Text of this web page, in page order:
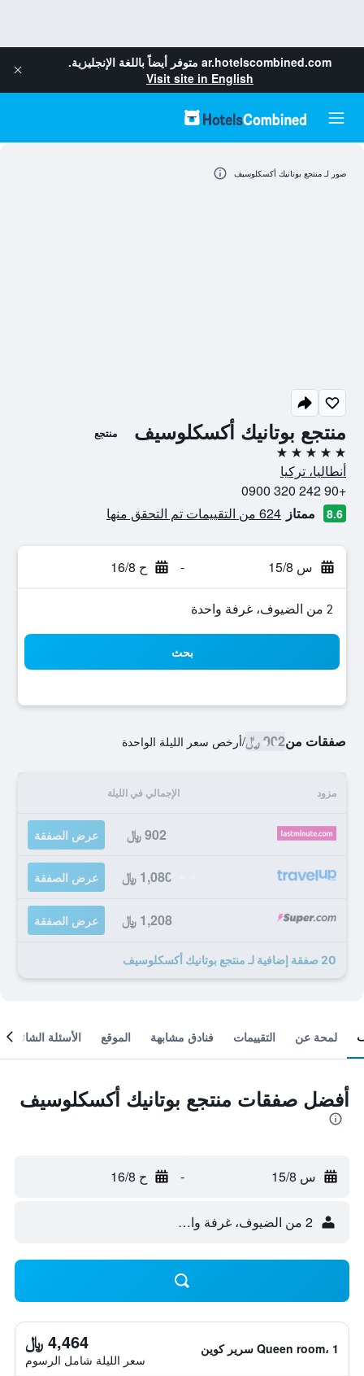
ar.hotelscombined.com متوفر أيضاً باللغة الإنجليزية.
Visit site in English
منتجع بوتانيك أكسكلوسيف منتجع
5 نجوم
أنطاليا، تركيا
+90 242 320 0900
8.6 ممتاز 624 من التقييمات تم التحقق منها
س 15/8 - ح 16/8
2 من الضيوف، غرفة واحدة
بحث
صفقات من902 ﷼ /أرخص سعر الليلة الواحدة
مزود الإجمالي في الليلة
902 ﷼ عرض الصفقة
1,080 ﷼ عرض الصفقة
1,208 ﷼ عرض الصفقة
20 صفقة إضافية لـ منتجع بوتانيك أكسكلوسيف
صور لـ منتجع بوتانيك أكسكلوسيف
لمحة عن التقييمات فنادق مشابهة الموقع الأسئلة الشائعة
أفضل صفقات منتجع بوتانيك أكسكلوسيف
س 15/8 - ح 16/8
2 من الضيوف، غرفة واحدة
Queen room، 1 سرير كوين 4,464 ﷼
سعر الليلة شامل الرسوم